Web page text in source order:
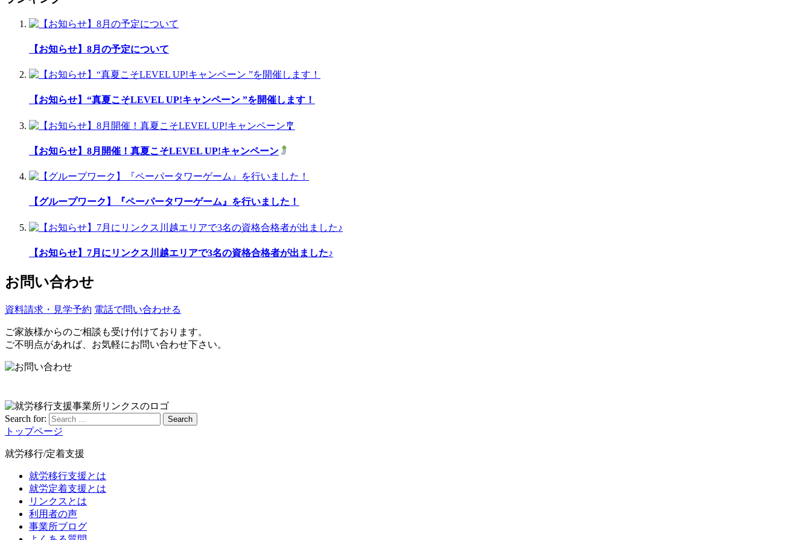
【お知らせ】8月の予定について
【お知らせ】“真夏こそLEVEL UP!キャンペーン ”を開催します！
【お知らせ】8月開催！真夏こそLEVEL UP!キャンペーン
【グループワーク】『ペーパータワーゲーム』を行いました！
【お知らせ】7月にリンクス川越エリアで3名の資格合格者が出ました♪
お問い合わせ
資料請求・見学予約 電話で問い合わせる
ご家族様からのご相談も受け付けております。
ご不明点があれば、お気軽にお問い合わせ下さい。
Search for: Search
トップページ
就労移行/定着支援
就労移行支援とは
就労定着支援とは
リンクスとは
利用者の声
事業所ブログ